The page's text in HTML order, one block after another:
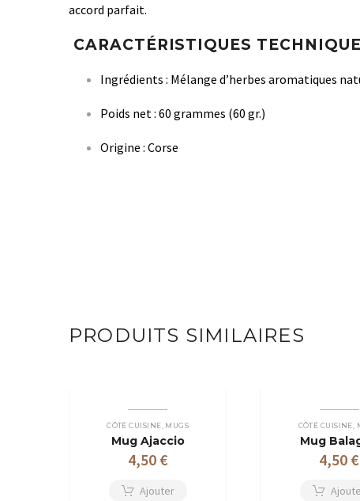
accord parfait.
CARACTÉRISTIQUES
Ingrédients : Mélange d’herbes aromatiques
Poids net : 60 grammes (60 gr.)
Origine : Corse
PRODUITS SIMILAIRES
CÔTÉ CUISINE, MUGS
Mug Ajaccio
4,50 €
Ajouter
CÔTÉ CUISINE,
Mug
4,50 €